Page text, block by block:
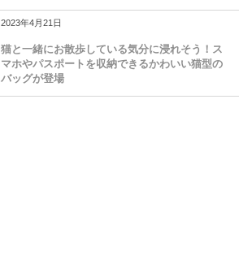
2023年4月21日
猫と一緒にお散歩している気分に浸れそう！ス
マホやパスポートを収納できるかわいい猫型の
バッグが登場